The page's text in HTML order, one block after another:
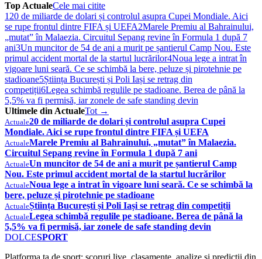
Top ActualeCele mai citite
1 20 de miliarde de dolari și controlul asupra Cupei Mondiale. Aici
se rupe frontul dintre FIFA și UEFA2Marele Premiu al Bahrainului,
„mutat” în Malaezia. Circuitul Sepang revine în Formula 1 după 7
ani3Un muncitor de 54 de ani a murit pe șantierul Camp Nou. Este
primul accident mortal de la startul lucrărilor4Noua lege a intrat în
vigoare luni seară. Ce se schimbă la bere, peluze și pirotehnie pe
stadioane5Știința București și Poli Iași se retrag din
competiții6Legea schimbă regulile pe stadioane. Berea de până la
5,5% va fi permisă, iar zonele de safe standing devin
Ultimele din ActualeTot →
Actuale20 de miliarde de dolari și controlul asupra Cupei
Mondiale. Aici se rupe frontul dintre FIFA și UEFA
ActualeMarele Premiu al Bahrainului, „mutat” în Malaezia.
Circuitul Sepang revine în Formula 1 după 7 ani
ActualeUn muncitor de 54 de ani a murit pe șantierul Camp
Nou. Este primul accident mortal de la startul lucrărilor
ActualeNoua lege a intrat în vigoare luni seară. Ce se schimbă la
bere, peluze și pirotehnie pe stadioane
ActualeȘtiința București și Poli Iași se retrag din competiții
ActualeLegea schimbă regulile pe stadioane. Berea de până la
5,5% va fi permisă, iar zonele de safe standing devin
DOLCESPORT
Platforma ta de sport: scoruri live, clasamente, analize și predicții din